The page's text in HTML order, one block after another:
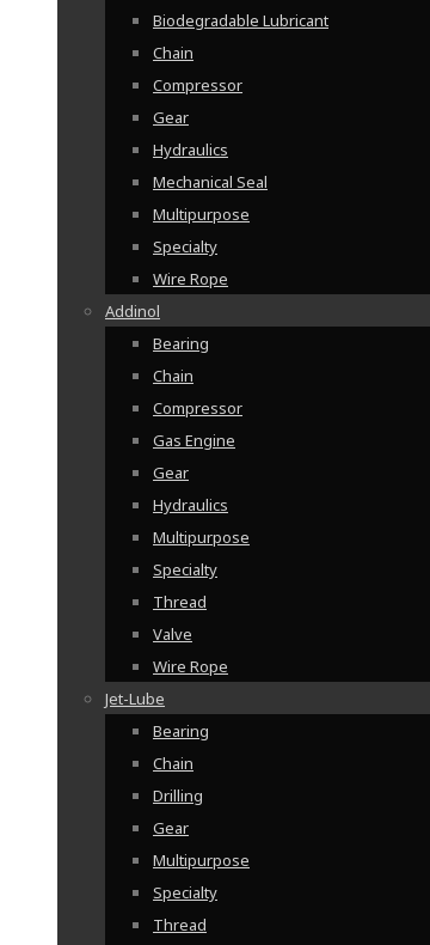
Biodegradable Lubricant
Chain
Compressor
Gear
Hydraulics
Mechanical Seal
Multipurpose
Specialty
Wire Rope
Addinol
Bearing
Chain
Compressor
Gas Engine
Gear
Hydraulics
Multipurpose
Specialty
Thread
Valve
Wire Rope
Jet-Lube
Bearing
Chain
Drilling
Gear
Multipurpose
Specialty
Thread